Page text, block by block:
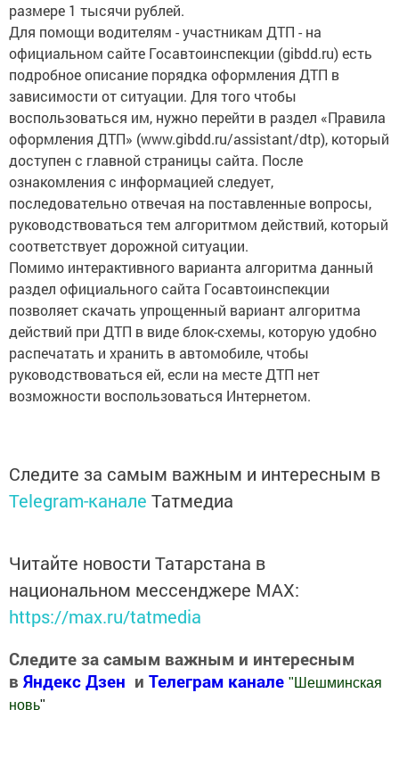
размере 1 тысячи рублей.
Для помощи водителям - участникам ДТП - на
официальном сайте Госавтоинспекции (gibdd.ru) есть
подробное описание порядка оформления ДТП в
зависимости от ситуации. Для того чтобы
воспользоваться им, нужно перейти в раздел «Правила
оформления ДТП» (www.gibdd.ru/assistant/dtp), который
доступен с главной страницы сайта. После
ознакомления с информацией следует,
последовательно отвечая на поставленные вопросы,
руководствоваться тем алгоритмом действий, который
соответствует дорожной ситуации.
Помимо интерактивного варианта алгоритма данный
раздел официального сайта Госавтоинспекции
позволяет скачать упрощенный вариант алгоритма
действий при ДТП в виде блок-схемы, которую удобно
распечатать и хранить в автомобиле, чтобы
руководствоваться ей, если на месте ДТП нет
возможности воспользоваться Интернетом.
Следите за самым важным и интересным в
Telegram-канале Татмедиа
Читайте новости Татарстана в
национальном мессенджере MАХ:
https://max.ru/tatmedia
Следите за самым важным и интересным
в Яндекс Дзен и Телеграм канале " Шешминская
новь"